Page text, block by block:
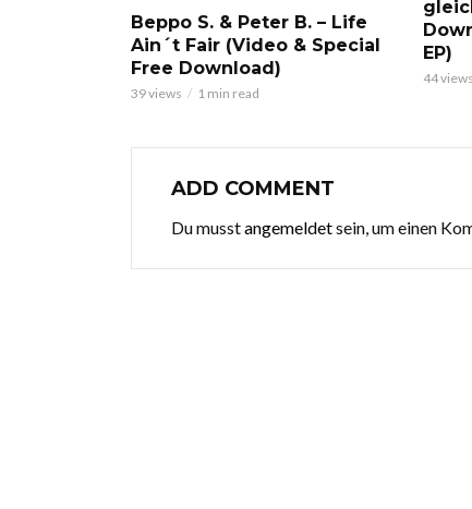
Beppo S. & Peter B. – Life
Ain´t Fair (Video & Special
Free Download)
39 views 1 min read
EP)
44 views
ADD COMMENT
Du musstangemeldetsein, um einen